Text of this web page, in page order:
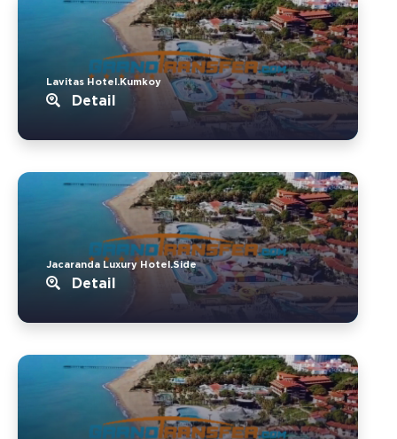
Lavitas Hotel.Kumkoy
Detail
Jacaranda Luxury Hotel.Side
Detail